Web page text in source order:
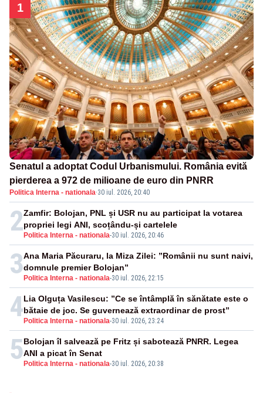
1
Senatul a adoptat Codul Urbanismului. România evită
pierderea a 972 de milioane de euro din PNRR
Politica Interna - nationala·30 iul. 2026, 20:40
2 Politica Interna - nationala-30 iul. 2026, 20:46
Zamfir: Bolojan, PNL și USR nu au participat la votarea
propriei legi ANI, scoțându-și cartelele
3 Politica Interna - nationala-30 iul. 2026, 22:15
Ana Maria Păcuraru, la Miza Zilei: ”Românii nu sunt naivi,
domnule premier Bolojan”
4 Politica Interna - nationala-30 iul. 2026, 23:24
Lia Olguța Vasilescu: ”Ce se întâmplă în sănătate este o
bătaie de joc. Se guvernează extraordinar de prost”
5 Politica Interna - nationala-30 iul. 2026, 20:38
Bolojan îl salvează pe Fritz și sabotează PNRR. Legea
ANI a picat în Senat